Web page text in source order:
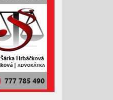
Duben 2021
Březen 2021
Únor 2021
Leden 2021
Prosinec 2020
Listopad 2020
Říjen 2020